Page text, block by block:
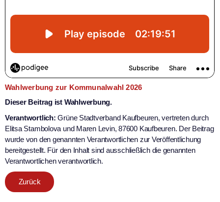
Wahlwerbung zur Kommunalwahl 2026
Dieser Beitrag ist Wahlwerbung.
Verantwortlich:Grüne Stadtverband Kaufbeuren, vertreten durch
Elitsa Stambolova und Maren Levin, 87600 Kaufbeuren. Der Beitrag
wurde von den genannten Verantwortlichen zur Veröffentlichung
bereitgestellt. Für den Inhalt sind ausschließlich die genannten
Verantwortlichen verantwortlich.
Zurück